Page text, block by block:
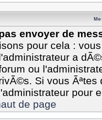
envoyer de
pour cela :
a
ou
Si vous
pour
de page